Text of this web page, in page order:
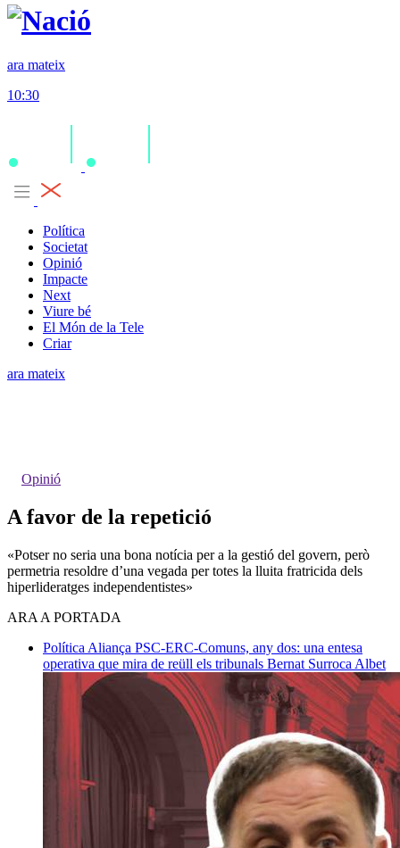
ara mateix
10:30
Política
Societat
Opinió
Impacte
Next
Viure bé
El Món de la Tele
Criar
ara mateix
Opinió
A favor de la repetició
«Potser no seria una bona notícia per a la gestió del govern, però
permetria resoldre d’una vegada per totes la lluita fratricida dels
hiperlideratges independentistes»
ARA A PORTADA
Política Aliança PSC-ERC-Comuns, any dos: una entesa
operativa que mira de reüll els tribunals Bernat Surroca Albet